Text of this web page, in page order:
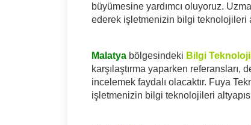
büyümesine yardımcı oluyoruz.
ederek işletmenizin bilgi teknolojileri
Malatya bölgesindeki Bilgi
karşılaştırma yaparken referansları,
incelemek faydalı olacaktır. Fuya
işletmenizin bilgi teknolojileri